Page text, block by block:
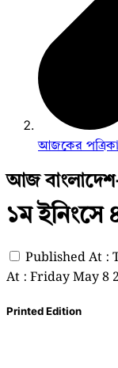
আজকের পত্রিকা
আজ
১ম ইনিংসে
Published At :
At : Friday May 8
Printed Edition